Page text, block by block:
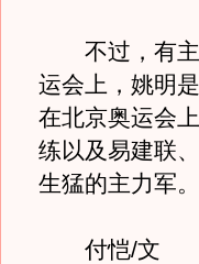
不过，有主
运会上，姚明
在北京奥运会
练以及易建联
生猛的主力军。
付恺/文